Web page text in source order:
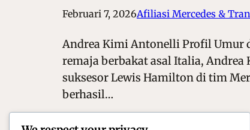
Februari 7, 2026Afiliasi Mercedes &
Andrea Kimi Antonelli Profil Umur
remaja berbakat asal Italia,
suksesor Lewis Hamilton di tim
berhasil…